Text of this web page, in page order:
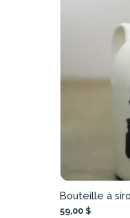
Bouteille à
59,00 $